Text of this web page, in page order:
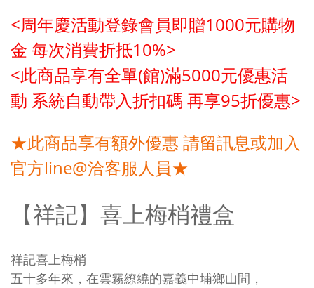
<周年慶活動登錄會員即贈1000元購物
金 每次消費折抵10%>
<此商品享有全單(館)滿5000元優惠活
動 系統自動帶入折扣碼 再享95折優惠>
★此商品享有額外優惠 請留訊息或加入
官方line@洽客服人員★
【祥記】喜上梅梢禮盒
祥記喜上梅梢
五十多年來，在雲霧繚繞的嘉義中埔鄉山間，